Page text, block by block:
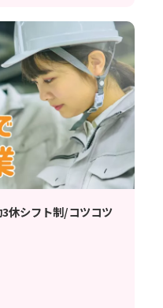
3休シフト制/コツコツ